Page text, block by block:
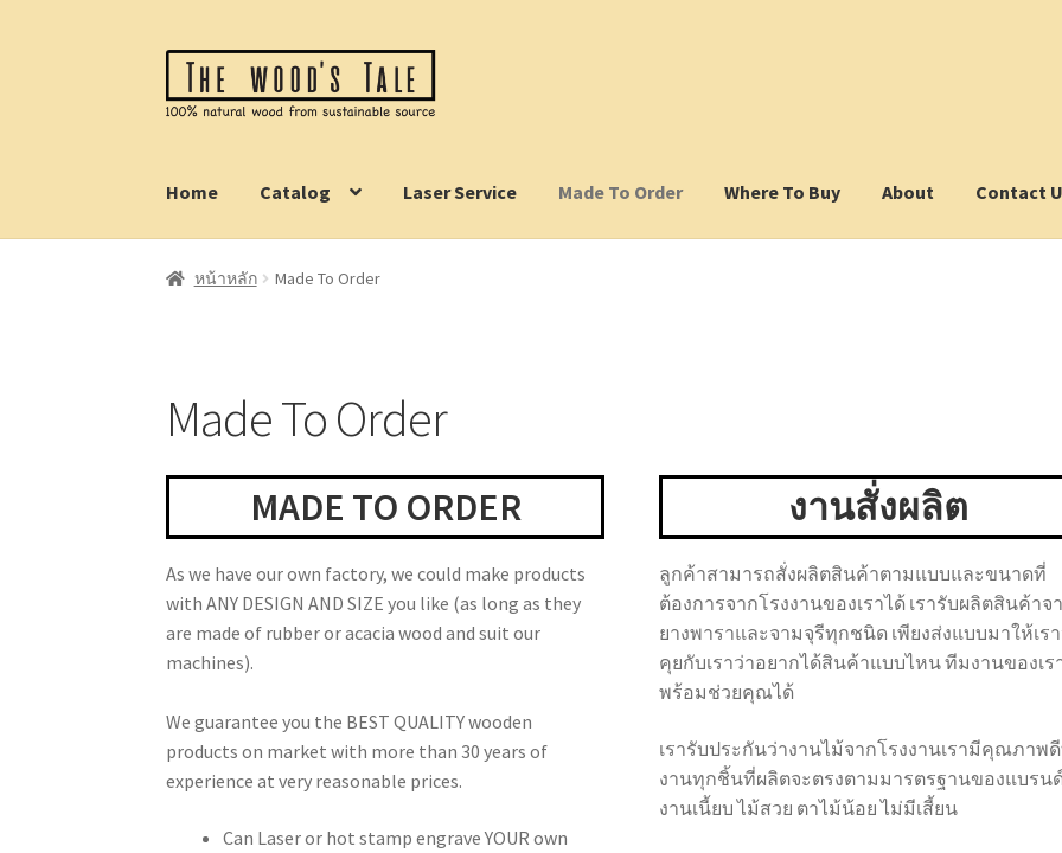
Skip
to
navigation
Skip
to
content
Home Catalog Laser Service Made To Order Where To Buy About Contact
หน้าหลัก Made To Order
Made To Order
MADE TO ORDER
As we have our own factory, we could make products
with ANY DESIGN AND SIZE you like (as long as they
are made of rubber or acacia wood and suit our
machines).
We guarantee you the BEST QUALITY wooden
products on market with more than 30 years of
experience at very reasonable prices.
Can Laser or hot stamp engrave YOUR own
งานสั่งผลิต
ลูกค้าสามารถสั่งผลิตสินค้าตามแบบและขนาดที่
ต้องการจากโรงงานของเราได้ เรารับผลิตสินค้าจ
ยางพาราและจามจุรีทุกชนิด เพียงส่งแบบมาให้เร
คุยกับเราว่าอยากได้สินค้าแบบไหน ทีมงานของเร
พร้อมช่วยคุณได้
เรารับประกันว่างานไม้จากโรงงานเรามีคุณภาพ
งานทุกชิ้นที่ผลิตจะตรงตามมารตรฐานของแบรนด์
งานเนี้ยบ ไม้สวย ตาไม้น้อย ไม่มีเสี้ยน